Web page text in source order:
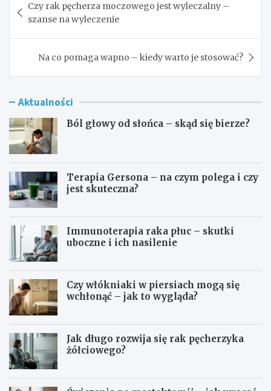
wpisu
Czy rak pęcherza moczowego jest wyleczalny –
szanse na wyleczenie
Na co pomaga wapno – kiedy warto je stosować?
Aktualności
Ból głowy od słońca – skąd się bierze?
Terapia Gersona – na czym polega i czy
jest skuteczna?
Immunoterapia raka płuc – skutki
uboczne i ich nasilenie
Czy włókniaki w piersiach mogą się
wchłonąć – jak to wygląda?
Jak długo rozwija się rak pęcherzyka
żółciowego?